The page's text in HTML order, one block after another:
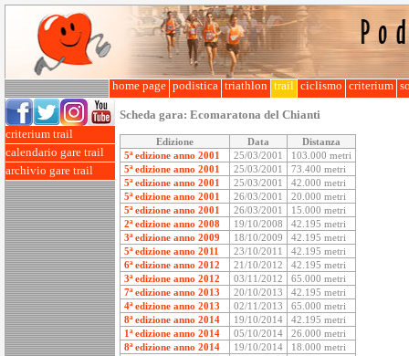
home page podistica triathlon trail ciclismo criterium
criterium trail
calendario gare trail
archivio gare trail
Scheda gara: Ecomaratona del Chianti
Edizione Data
Distanza
5ª edizione anno 2001
25/03/2001
103.000 metri
5ª edizione anno 2001
25/03/2001
73.400 metri
5ª edizione anno 2001
25/03/2001
42.000 metri
5ª edizione anno 2001
26/03/2001
20.000 metri
5ª edizione anno 2001
26/03/2001
15.000 metri
2ª edizione anno 2008
19/10/2008
42.195 metri
3ª edizione anno 2009
18/10/2009
42.195 metri
5ª edizione anno 2011
23/10/2011
42.195 metri
6ª edizione anno 2012
21/10/2012
42.195 metri
3ª edizione anno 2012
03/11/2012
65.000 metri
7ª edizione anno 2013
20/10/2013
42.195 metri
4ª edizione anno 2013
02/11/2013
65.000 metri
8ª edizione anno 2014
19/10/2014
42.195 metri
1ª edizione anno 2014
05/10/2014
26.000 metri
8ª edizione anno 2014
19/10/2014
18.000 metri